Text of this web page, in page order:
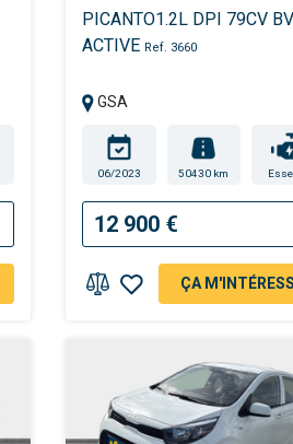
PICANTO1.2L DPI 79CV
ACTIVE Ref. 3660
GSA
06/2023 50430 km
12 900 €
ÇA